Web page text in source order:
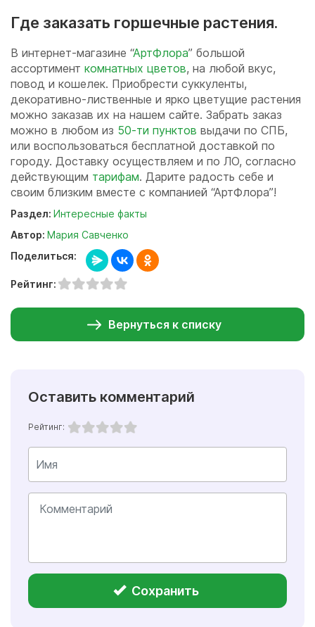
Где заказать горшечные растения.
В интернет-магазине “АртФлора” большой
ассортимент комнатных цветов, на любой вкус,
повод и кошелек. Приобрести суккуленты,
декоративно-лиственные и ярко цветущие растения
можно заказав их на нашем сайте. Забрать заказ
можно в любом из 50-ти пунктов выдачи по СПБ,
или воспользоваться бесплатной доставкой по
городу. Доставку осуществляем и по ЛО, согласно
действующим тарифам. Дарите радость себе и
своим близким вместе с компанией “АртФлора”!
Раздел: Интересные факты
Автор: Мария Савченко
Поделиться:
Рейтинг:
Вернуться к списку
Оставить комментарий
Рейтинг:
Сохранить